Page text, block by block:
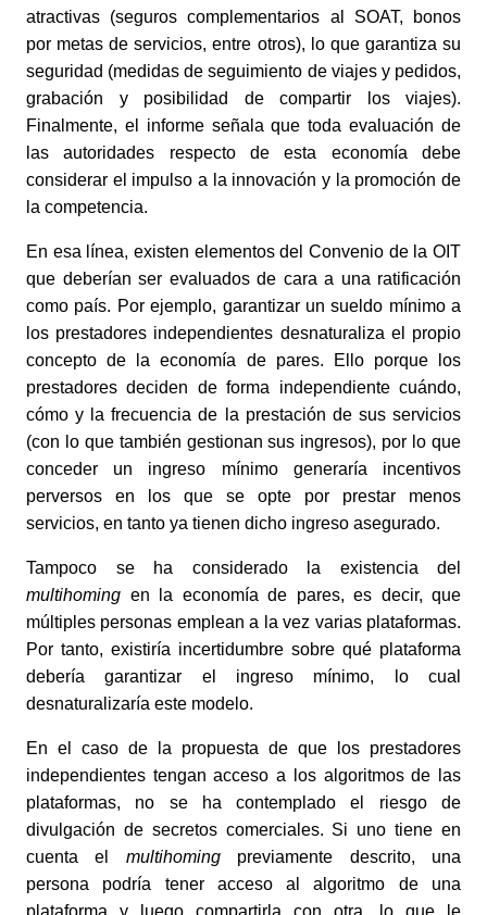
atractivas (seguros complementarios al SOAT, bonos
por metas de servicios, entre otros), lo que garantiza su
seguridad (medidas de seguimiento de viajes y pedidos,
grabación y posibilidad de compartir los viajes).
Finalmente, el informe señala que toda evaluación de
las autoridades respecto de esta economía debe
considerar el impulso a la innovación y la promoción de
la competencia.
En esa línea, existen elementos del Convenio de la OIT
que deberían ser evaluados de cara a una ratificación
como país. Por ejemplo, garantizar un sueldo mínimo a
los prestadores independientes desnaturaliza el propio
concepto de la economía de pares. Ello porque los
prestadores deciden de forma independiente cuándo,
cómo y la frecuencia de la prestación de sus servicios
(con lo que también gestionan sus ingresos), por lo que
conceder un ingreso mínimo generaría incentivos
perversos en los que se opte por prestar menos
servicios, en tanto ya tienen dicho ingreso asegurado.
Tampoco se ha considerado la existencia del
multihoming en la economía de pares, es decir, que
múltiples personas emplean a la vez varias plataformas.
Por tanto, existiría incertidumbre sobre qué plataforma
debería garantizar el ingreso mínimo, lo cual
desnaturalizaría este modelo.
En el caso de la propuesta de que los prestadores
independientes tengan acceso a los algoritmos de las
plataformas, no se ha contemplado el riesgo de
divulgación de secretos comerciales. Si uno tiene en
cuenta el multihomingpreviamente descrito, una
persona podría tener acceso al algoritmo de una
plataforma y luego compartirla con otra, lo que le